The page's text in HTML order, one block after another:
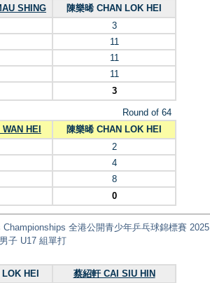
SHING
陳樂晞 CHAN LOK HEI
3
11
11
11
3
Round of 64
HEI
陳樂晞 CHAN LOK HEI
2
4
8
0
Championships 全港公開青少年乒乓球錦標賽 2025
子 U17 組單打
HEI
蔡紹軒 CAI SIU HIN